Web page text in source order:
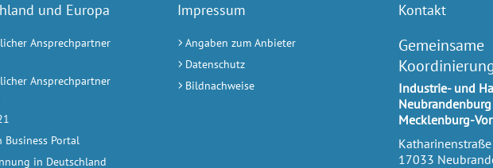
und Europa
Ansprechpartner
Ansprechpartner
Business Portal
in Deutschland
Impressum
Angaben zum Anbieter
Datenschutz
Bildnachweise
Kontakt
Gemeinsame
Industrie- und
Mecklenburg-
17033